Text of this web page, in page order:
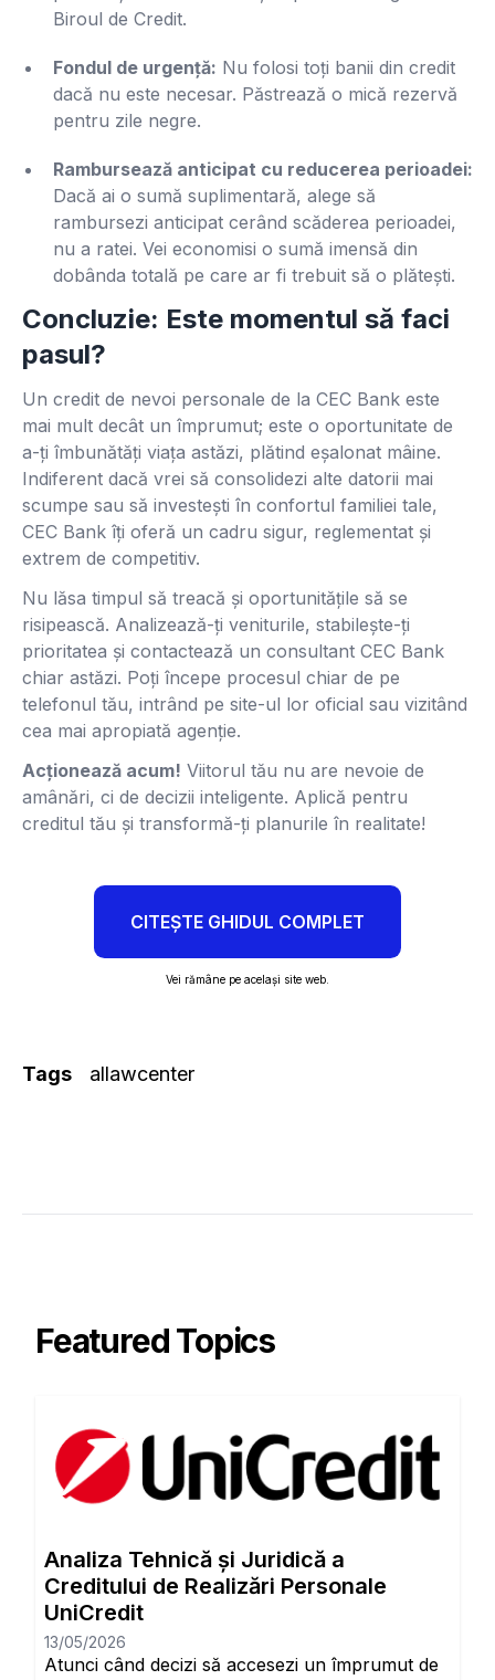
Biroul de Credit.
Fondul de urgență: Nu folosi toți banii din credit
dacă nu este necesar. Păstrează o mică rezervă
pentru zile negre.
Rambursează anticipat cu reducerea perioadei:
Dacă ai o sumă suplimentară, alege să
rambursezi anticipat cerând scăderea perioadei,
nu a ratei. Vei economisi o sumă imensă din
dobânda totală pe care ar fi trebuit să o plătești.
Concluzie: Este momentul să faci
pasul?
Un credit de nevoi personale de la CEC Bank este
mai mult decât un împrumut; este o oportunitate de
a-ți îmbunătăți viața astăzi, plătind eșalonat mâine.
Indiferent dacă vrei să consolidezi alte datorii mai
scumpe sau să investești în confortul familiei tale,
CEC Bank îți oferă un cadru sigur, reglementat și
extrem de competitiv.
Nu lăsa timpul să treacă și oportunitățile să se
risipească. Analizează-ți veniturile, stabilește-ți
prioritatea și contactează un consultant CEC Bank
chiar astăzi. Poți începe procesul chiar de pe
telefonul tău, intrând pe site-ul lor oficial sau vizitând
cea mai apropiată agenție.
Acționează acum! Viitorul tău nu are nevoie de
amânări, ci de decizii inteligente. Aplică pentru
creditul tău și transformă-ți planurile în realitate!
CITEȘTE GHIDUL COMPLET
Vei rămâne pe același site web.
Tags allawcenter
Featured Topics
Analiza Tehnică și Juridică a
Creditului de Realizări Personale
UniCredit
13/05/2026
Atunci când decizi să accesezi un împrumut de